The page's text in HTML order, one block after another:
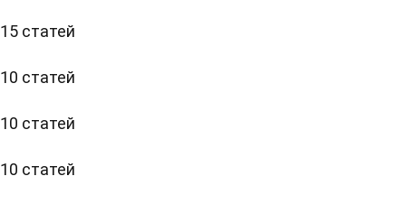
15 статей
10 статей
10 статей
10 статей